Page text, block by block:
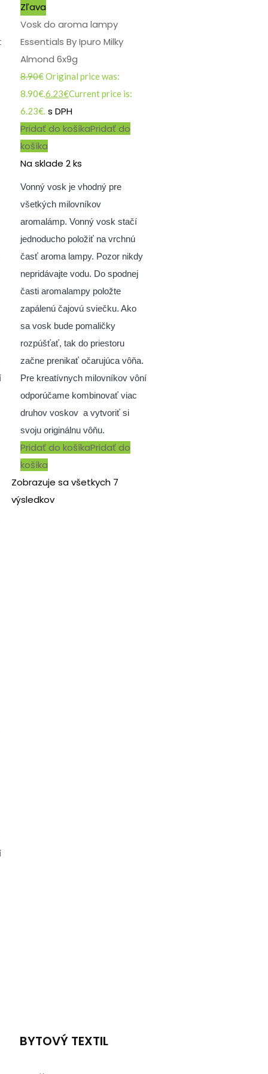
Zľava
Vosk do aroma lampy
Essentials By Ipuro Milky
Almond 6x9g
8.90€Original price was:
8.90€.6.23€Current price is:
6.23€. s DPH
Pridať do košíkaPridať do
košíka
Na sklade 2 ks
Vonný vosk je vhodný pre
všetkých milovníkov
aromalámp. Vonný vosk stačí
jednoducho položiť na vrchnú
časť aroma lampy. Pozor nikdy
nepridávajte vodu. Do spodnej
časti aromalampy položte
zapálenú čajovú sviečku. Ako
sa vosk bude pomaličky
rozpúšťať, tak do priestoru
začne prenikať očarujúca vôňa.
Pre kreatívnych milovníkov vôní
odporúčame kombinovať viac
druhov voskov a vytvoriť si
svoju originálnu vôňu.
Pridať do košíkaPridať do
košíka
Zobrazuje sa všetkych 7
výsledkov
BYTOVÝ TEXTIL